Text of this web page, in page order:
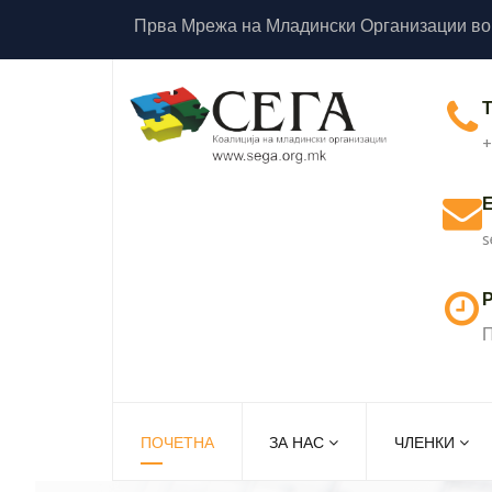
Прва Мрежа на Младински Организации
ПОЧЕТНА ЗА НАС ЧЛЕНКИ